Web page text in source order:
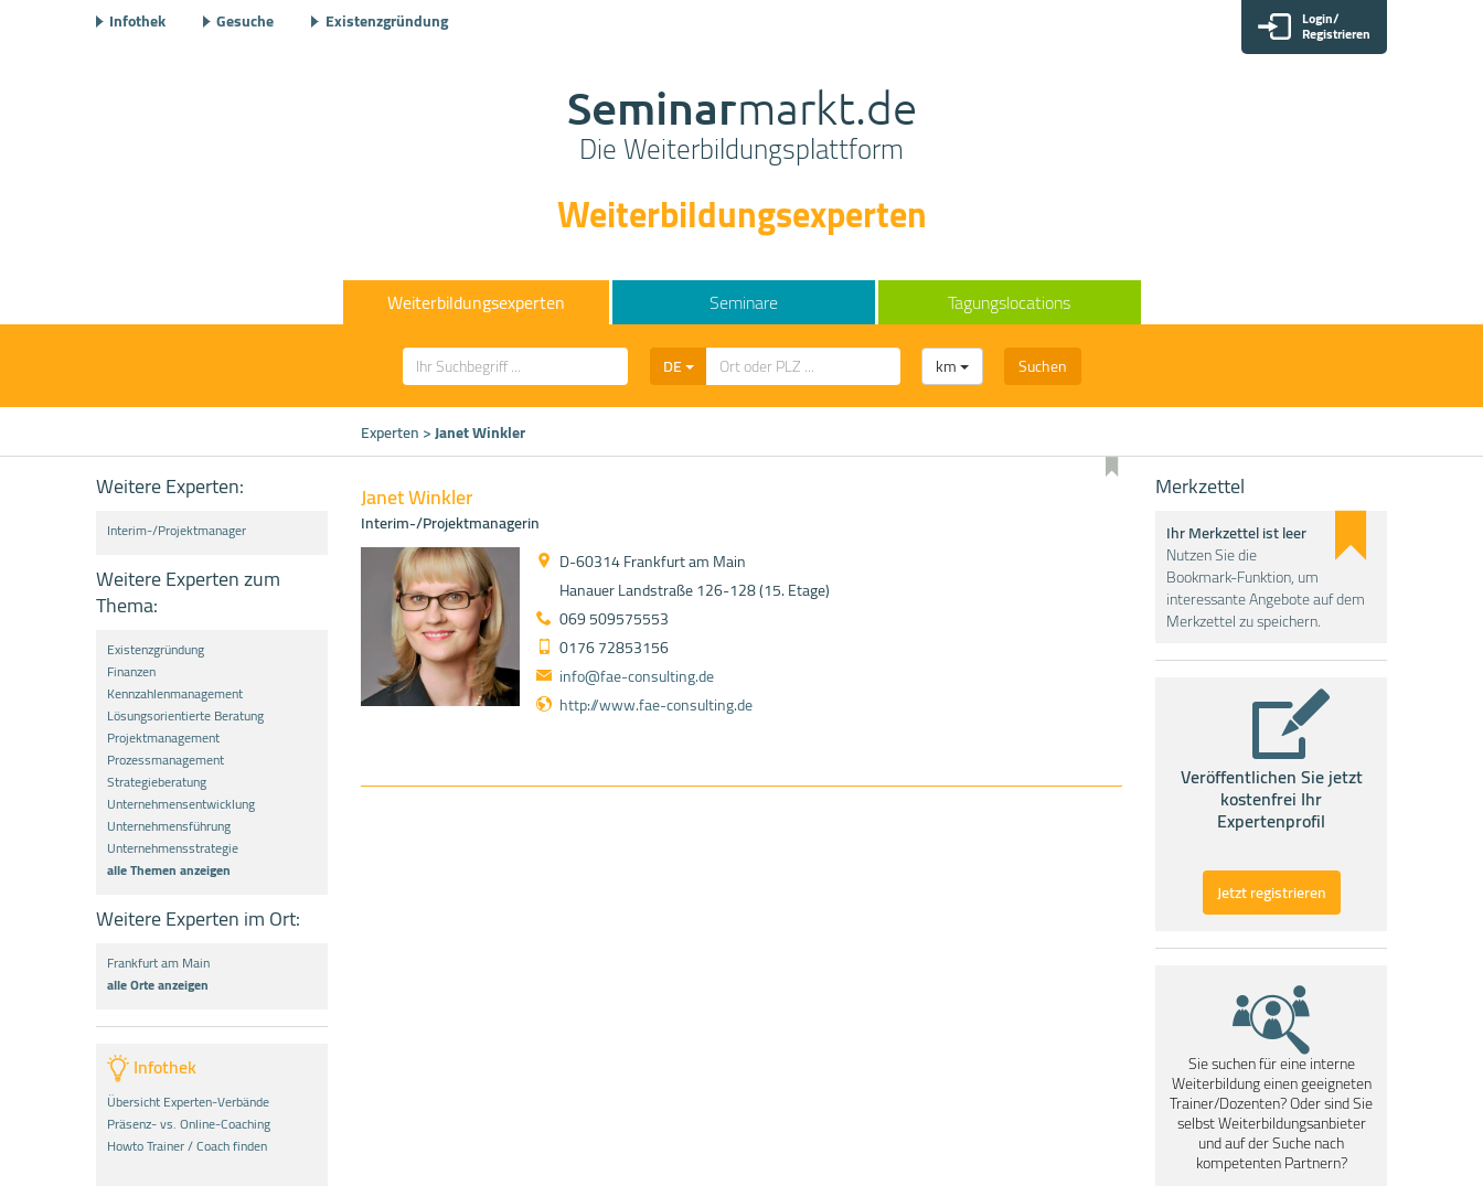
Infothek Gesuche Existenzgründung Login/
Registrieren
Seminarmarkt.de
Die Weiterbildungsplattform
Weiterbildungsexperten
Weiterbildungsexperten Seminare Tagungslocations
DE km Suchen
Experten>Janet Winkler
Weitere Experten:
Interim-/Projektmanager
Weitere Experten zum
Thema:
Existenzgründung
Finanzen
Kennzahlenmanagement
Lösungsorientierte Beratung
Projektmanagement
Prozessmanagement
Strategieberatung
Unternehmensentwicklung
Unternehmensführung
Unternehmensstrategie
alle Themen anzeigen
Weitere Experten im Ort:
Frankfurt am Main
alle Orte anzeigen
Infothek
Übersicht Experten-Verbände
Präsenz- vs. Online-Coaching
Howto Trainer / Coach finden
Janet Winkler
Interim-/Projektmanagerin
D-60314 Frankfurt am Main
Hanauer Landstraße 126-128 (15. Etage)
069 509575553
0176 72853156
info@fae-consulting.de
http://www.fae-consulting.de
Merkzettel
Ihr Merkzettel ist leer
Nutzen Sie die
Bookmark-Funktion, um
interessante Angebote auf dem
Merkzettel zu speichern.
Veröffentlichen Sie jetzt
kostenfrei Ihr
Expertenprofil
Jetzt registrieren
Sie suchen für eine interne
Weiterbildung einen geeigneten
Trainer/Dozenten? Oder sind Sie
selbst Weiterbildungsanbieter
und auf der Suche nach
kompetenten Partnern?